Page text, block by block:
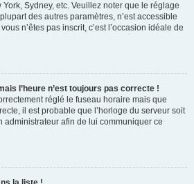
Sydney, etc. Veuillez noter que le réglage
des autres paramètres, n’est accessible
n’êtes pas inscrit, c’est l’occasion idéale de
l’heure n’est toujours pas correcte !
réglé le fuseau horaire mais que
il est probable que l’horloge du serveur soit
administrateur afin de lui communiquer ce